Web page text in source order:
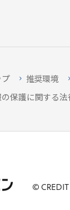
推奨環境
の保護に関する
© CREDIT